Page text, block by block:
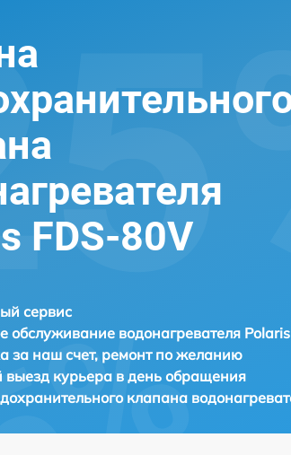
FDS-80V
сервис
обслуживание водонагревателя
за наш счет, ремонт по желанию
выезд курьера в день обращения
клапана